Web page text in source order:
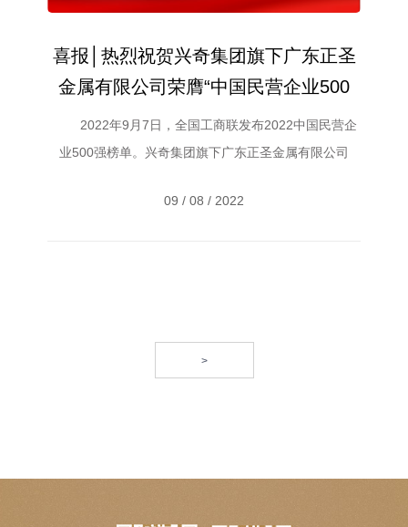
喜报│热烈祝贺兴奇集团旗下广东正圣
金属有限公司荣膺“中国民营企业500
强”及“中国服务业民营企业100强”
2022年9月7日，全国工商联发布2022中国民营企
业500强榜单。兴奇集团旗下广东正圣金属有限公司
第 343 位、“2022中国服务业民营企业100强”榜单第87
09 / 08 / 2022
>